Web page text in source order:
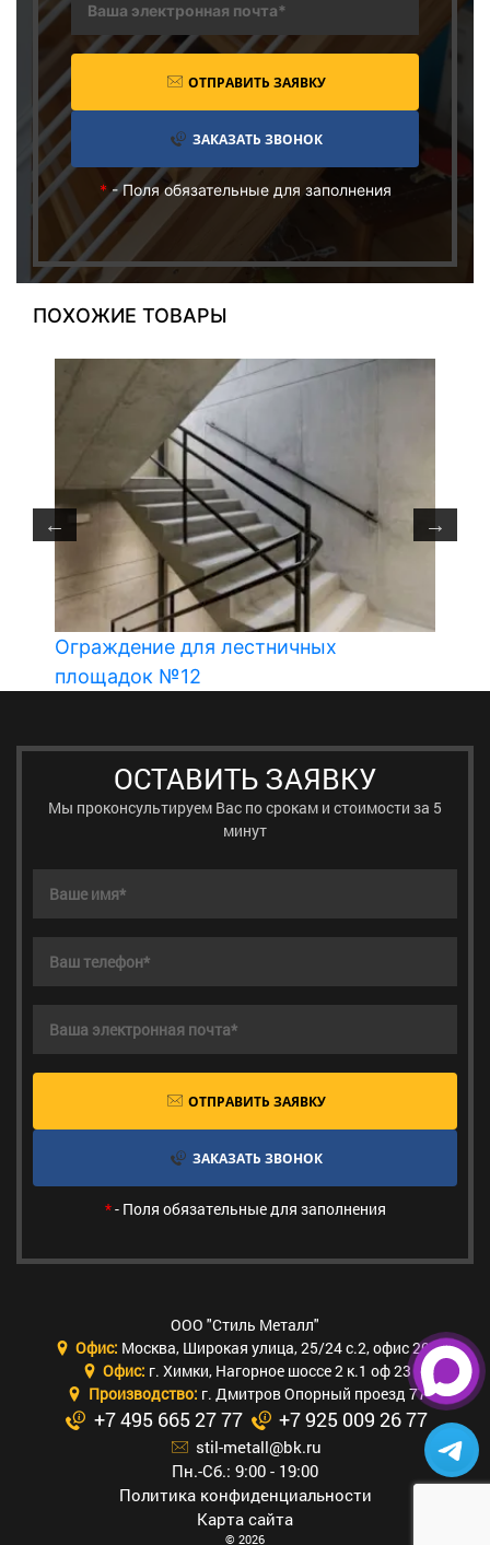
ОТПРАВИТЬ ЗАЯВКУ
ЗАКАЗАТЬ ЗВОНОК
*- Поля обязательные для заполнения
ПОХОЖИЕ ТОВАРЫ
Ограждение для лестничных
площадок №12
ОСТАВИТЬ ЗАЯВКУ
Мы проконсультируем Вас по срокам и стоимости за 5
минут
ОТПРАВИТЬ ЗАЯВКУ
ЗАКАЗАТЬ ЗВОНОК
*- Поля обязательные для заполнения
ООО "Стиль Металл"
Офис: Москва, Широкая улица, 25/24 с.2, офис 205
Офис: г. Химки, Нагорное шоссе 2 к.1 оф 23
Производство: г. Дмитров Опорный проезд 77
+7 495 665 27 77 +7 925 009 26 77
stil-metall@bk.ru
Пн.-Сб.: 9:00 - 19:00
Политика конфиденциальности
Карта сайта
© 2026